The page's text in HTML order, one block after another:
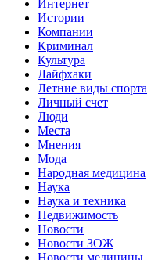
Интернет
Истории
Компании
Криминал
Культура
Лайфхаки
Летние виды спорта
Личный счет
Люди
Места
Мнения
Мода
Народная медицина
Наука
Наука и техника
Недвижимость
Новости
Новости ЗОЖ
Новости медицины